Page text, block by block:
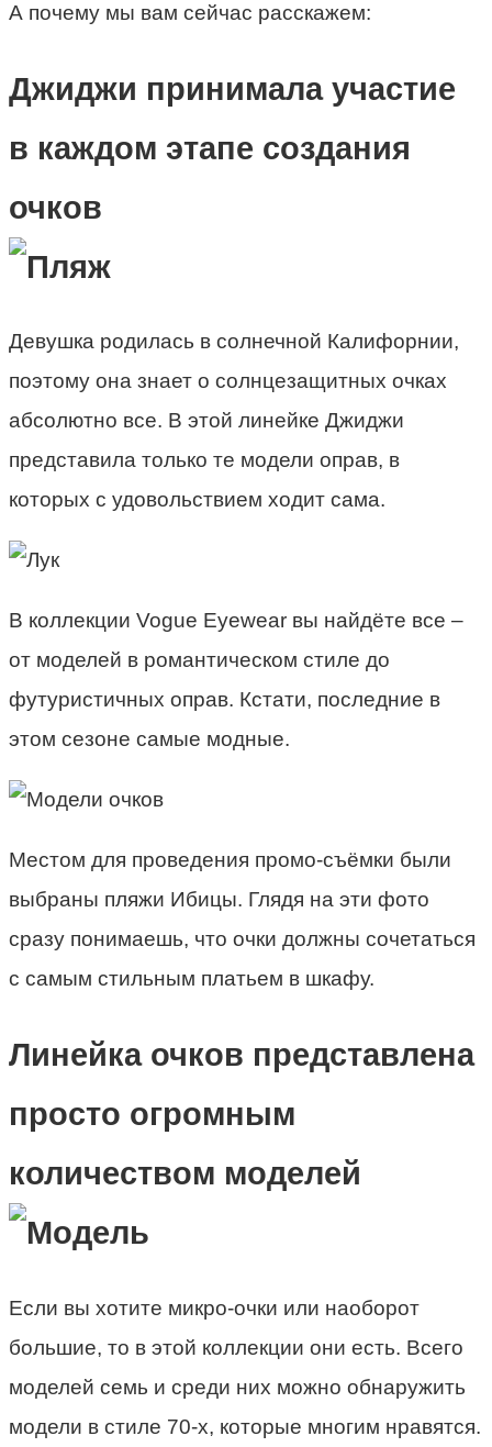
А почему мы вам сейчас расскажем:
Джиджи принимала участие
в каждом этапе создания
очков
Девушка родилась в солнечной Калифорнии,
поэтому она знает о солнцезащитных очках
абсолютно все. В этой линейке Джиджи
представила только те модели оправ, в
которых с удовольствием ходит сама.
В коллекции Vogue Eyewear вы найдёте все –
от моделей в романтическом стиле до
футуристичных оправ. Кстати, последние в
этом сезоне самые модные.
Местом для проведения промо-съёмки были
выбраны пляжи Ибицы. Глядя на эти фото
сразу понимаешь, что очки должны сочетаться
с самым стильным платьем в шкафу.
Линейка очков представлена
просто огромным
количеством моделей
Если вы хотите микро-очки или наоборот
большие, то в этой коллекции они есть. Всего
моделей семь и среди них можно обнаружить
модели в стиле 70-х, которые многим нравятся.